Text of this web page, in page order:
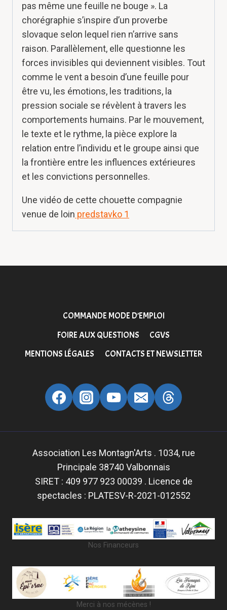
pas même une feuille ne bouge ». La
chorégraphie s’inspire d’un proverbe
slovaque selon lequel rien n’arrive sans
raison. Parallèlement, elle questionne les
forces invisibles qui deviennent visibles. Tout
comme le vent a besoin d’une feuille pour
être vu, les émotions, les traditions, la
pression sociale se révèlent à travers les
comportements humains. Par le mouvement,
le texte et le rythme, la pièce explore la
relation entre l’individu et le groupe ainsi que
la frontière entre les influences extérieures
et les convictions personnelles.
Une vidéo de cette chouette compagnie
venue de loin predstavko 1
COMMANDE MODE D’EMPLOI
FOIRE AUX QUESTIONS
CGVS
MENTIONS LÉGALES
CONTACTS ET NEWSLETTER
Association Les Montagn'Arts . 1034, rue
Principale 38740 Valbonnais
SIRET : 409 977 923 00039 . Licence de
spectacles : PLATESV-R-2021-012552
Nos Financeurs
Merci à nos mécènes !